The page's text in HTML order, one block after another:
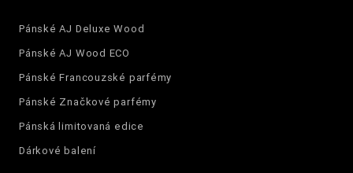
Pánské AJ Deluxe Wood
Pánské AJ Wood ECO
Pánské Francouzské parfémy
Pánské Značkové parfémy
Pánská limitovaná edice
Dárkové balení